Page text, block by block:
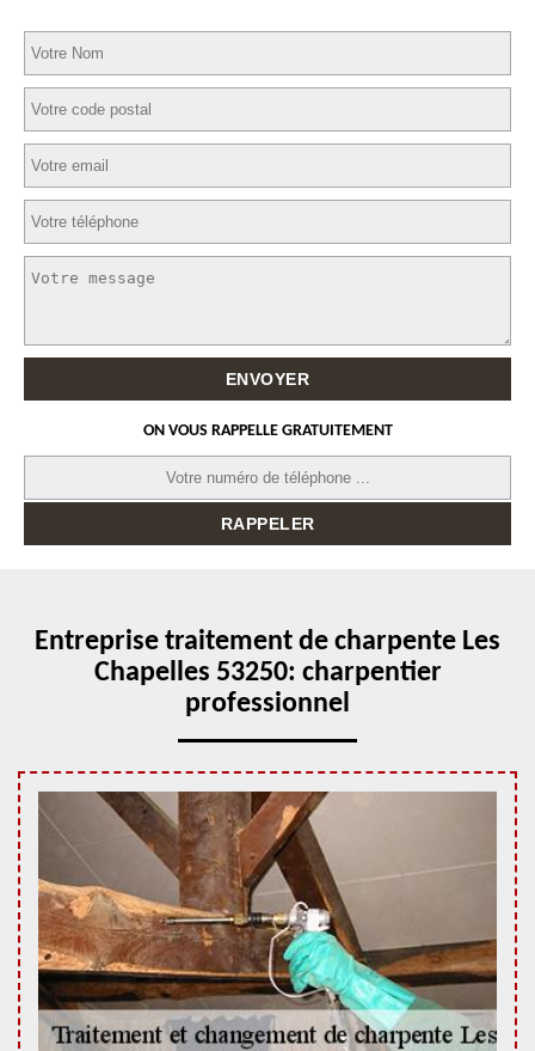
ON VOUS RAPPELLE GRATUITEMENT
Entreprise traitement de charpente Les
Chapelles 53250: charpentier
professionnel